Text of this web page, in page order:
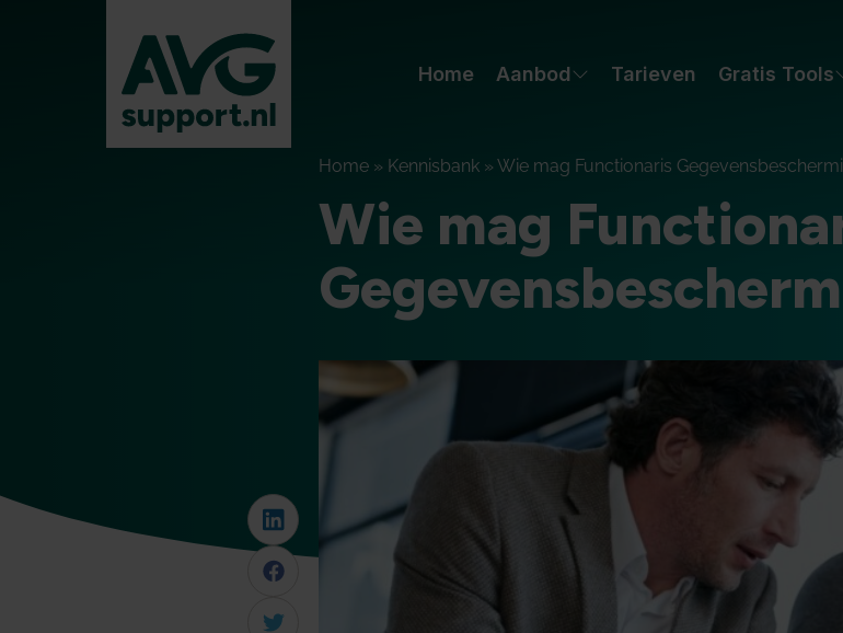
Home Aanbod Tarieven Gratis Tools
Home » Kennisbank » Wie mag Functionaris
Wie mag